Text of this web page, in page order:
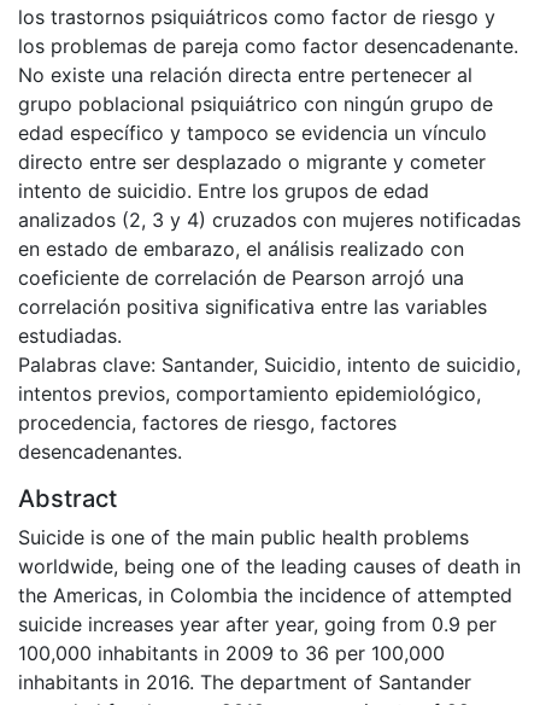
los trastornos psiquiátricos como factor de riesgo y
los problemas de pareja como factor desencadenante.
No existe una relación directa entre pertenecer al
grupo poblacional psiquiátrico con ningún grupo de
edad específico y tampoco se evidencia un vínculo
directo entre ser desplazado o migrante y cometer
intento de suicidio. Entre los grupos de edad
analizados (2, 3 y 4) cruzados con mujeres notificadas
en estado de embarazo, el análisis realizado con
coeficiente de correlación de Pearson arrojó una
correlación positiva significativa entre las variables
estudiadas.
Palabras clave: Santander, Suicidio, intento de suicidio,
intentos previos, comportamiento epidemiológico,
procedencia, factores de riesgo, factores
desencadenantes.
Abstract
Suicide is one of the main public health problems
worldwide, being one of the leading causes of death in
the Americas, in Colombia the incidence of attempted
suicide increases year after year, going from 0.9 per
100,000 inhabitants in 2009 to 36 per 100,000
inhabitants in 2016. The department of Santander